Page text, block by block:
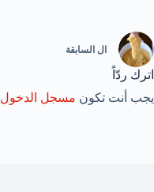
ال السابقة
اترك ردّاً
يجب أنت تكون مسجل الدخول